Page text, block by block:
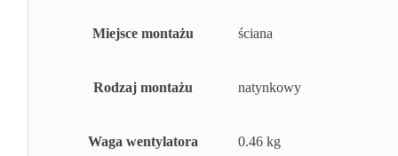
Miejsce montażu ściana
Rodzaj montażu natynkowy
Waga wentylatora 0.46 kg